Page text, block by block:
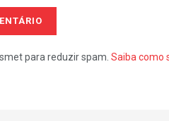
para reduzir spam. Saiba como